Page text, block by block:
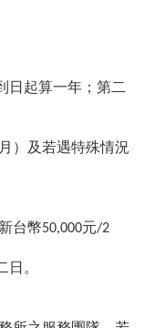
日起算一年；第二
）及若遇特殊情況
台幣50,000元/2
。